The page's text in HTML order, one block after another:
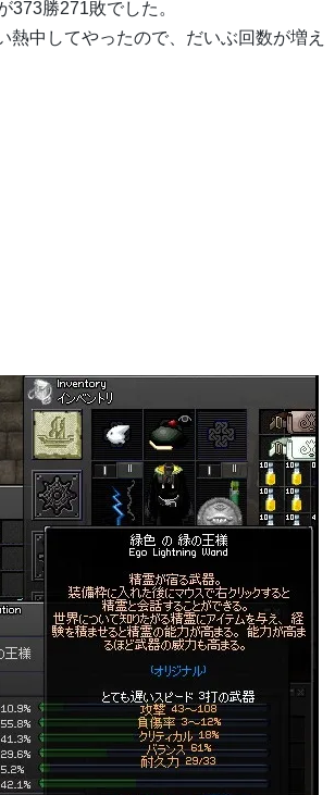
373勝271敗でした。
熱中してやったので、だいぶ回数が増え